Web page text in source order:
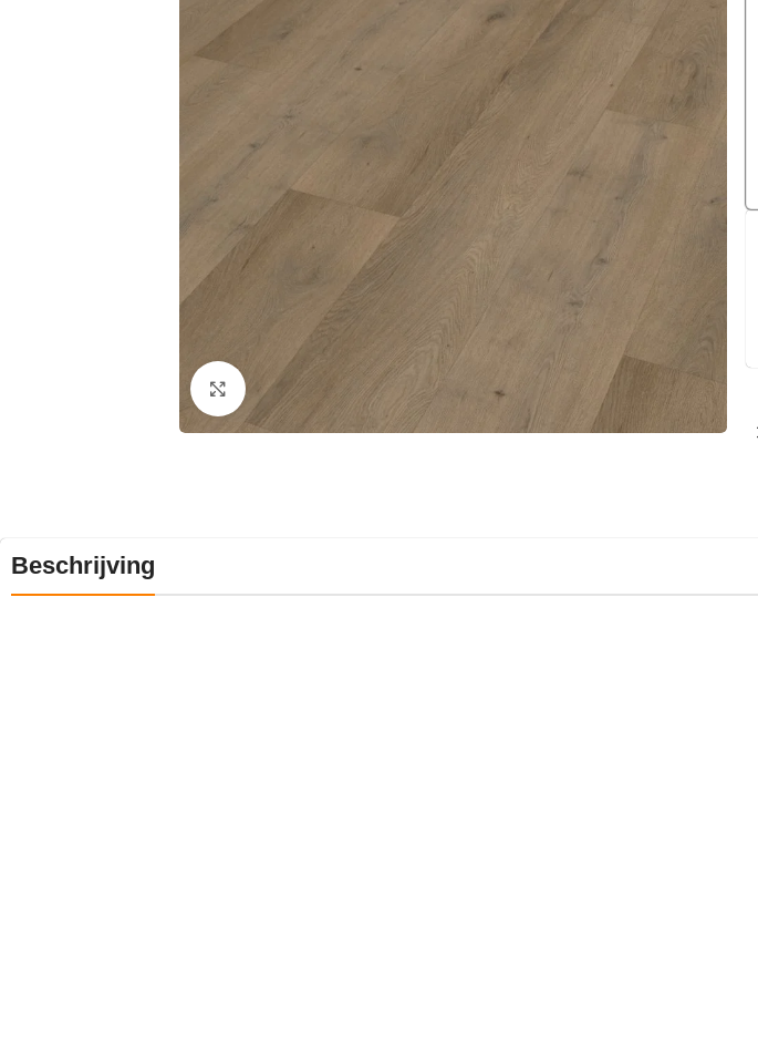
Klik om te vergroten
Beschrijving